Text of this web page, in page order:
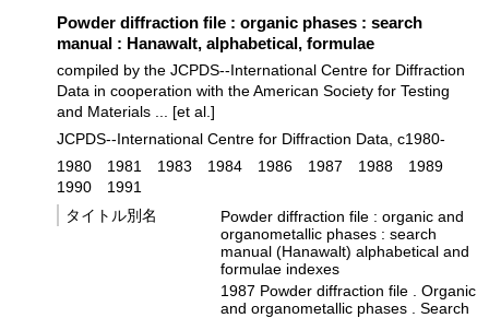
Powder diffraction file : organic phases : search
manual : Hanawalt, alphabetical, formulae
compiled by the JCPDS--International Centre for Diffraction
Data in cooperation with the American Society for Testing
and Materials ... [et al.]
JCPDS--International Centre for Diffraction Data, c1980-
1980
1981 1983 1984 1986 1987 1988
1989
1990
1991
タイトル別名
Powder diffraction file : organic and
organometallic phases : search
manual (Hanawalt) alphabetical and
formulae indexes
1987 Powder diffraction file . Organic
and organometallic phases . Search